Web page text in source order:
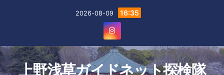
2026-08-09 16:35
上野浅草ガイドネット探検隊